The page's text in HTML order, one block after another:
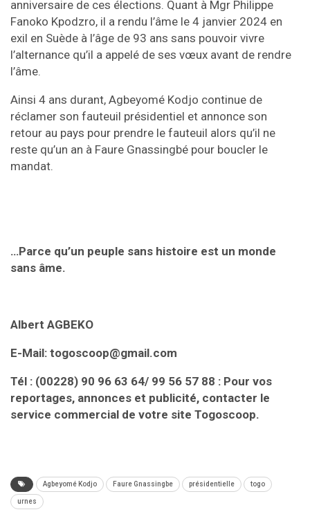
anniversaire de ces élections. Quant à Mgr Philippe
Fanoko Kpodzro, il a rendu l’âme le 4 janvier 2024 en
exil en Suède à l’âge de 93 ans sans pouvoir vivre
l’alternance qu’il a appelé de ses vœux avant de rendre
l’âme.
Ainsi 4 ans durant, Agbeyomé Kodjo continue de
réclamer son fauteuil présidentiel et annonce son
retour au pays pour prendre le fauteuil alors qu’il ne
reste qu’un an à Faure Gnassingbé pour boucler le
mandat.
…Parce qu’un peuple sans histoire est un monde
sans âme.
Albert AGBEKO
E-Mail: togoscoop@gmail.com
Tél : (00228) 90 96 63 64/ 99 56 57 88 : Pour vos
reportages, annonces et publicité, contacter le
service commercial de votre site Togoscoop.
Agbeyomé Kodjo Faure Gnassingbe présidentielle togo
urnes